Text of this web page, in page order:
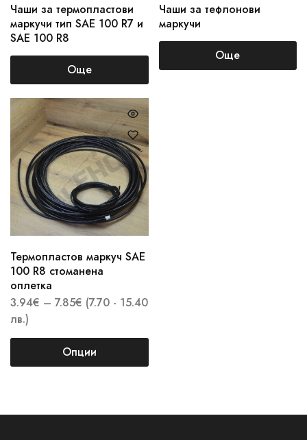
Чаши за термопластови
маркучи тип SAE 100 R7 и
SAE 100 R8
Още
Чаши за тефлонови
маркучи
Още
Термопластов маркуч SAE
100 R8 стоманена
оплетка
3.94€ – 7.85€ (7.70 - 15.40
лв.)
Опции